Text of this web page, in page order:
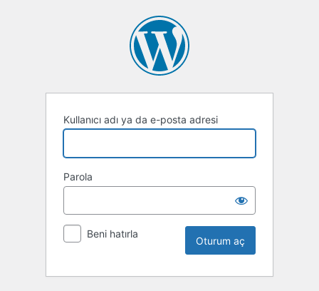
Kullanıcı adı ya da e-posta adresi
Parola
Beni hatırla